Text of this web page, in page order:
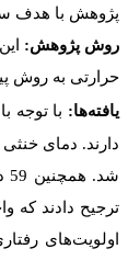
پژوهش با هدف
روش پژوهش:
حرارتی به روش
یافته‌ها:
ترجیح دادندکه
اولویت‌های